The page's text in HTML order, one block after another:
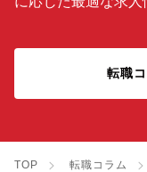
転職
TOP 転職コラム